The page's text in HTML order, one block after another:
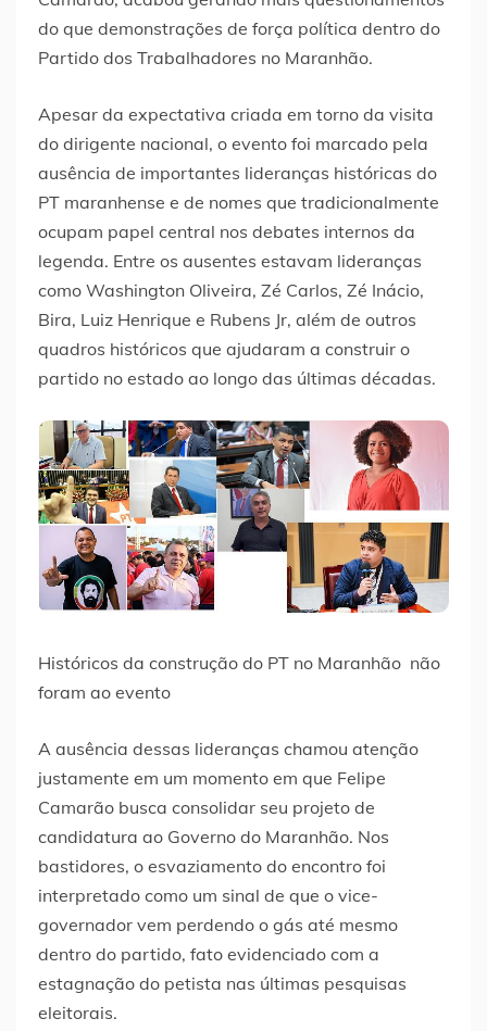
do que demonstrações de força política dentro do
Partido dos Trabalhadores no Maranhão.
Apesar da expectativa criada em torno da visita
do dirigente nacional, o evento foi marcado pela
ausência de importantes lideranças históricas do
PT maranhense e de nomes que tradicionalmente
ocupam papel central nos debates internos da
legenda. Entre os ausentes estavam lideranças
como Washington Oliveira, Zé Carlos, Zé Inácio,
Bira, Luiz Henrique e Rubens Jr, além de outros
quadros históricos que ajudaram a construir o
partido no estado ao longo das últimas décadas.
Históricos da construção do PT no Maranhão não
foram ao evento
A ausência dessas lideranças chamou atenção
justamente em um momento em que Felipe
Camarão busca consolidar seu projeto de
candidatura ao Governo do Maranhão. Nos
bastidores, o esvaziamento do encontro foi
interpretado como um sinal de que o vice-
governador vem perdendo o gás até mesmo
dentro do partido, fato evidenciado com a
estagnação do petista nas últimas pesquisas
eleitorais.